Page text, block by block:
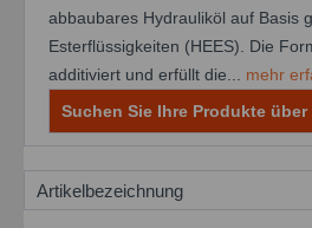
abbaubares Hydrauliköl auf Basis
Esterflüssigkeiten (HEES). Die
additiviert und erfüllt die... mehr
Suchen Sie Ihre Produkte